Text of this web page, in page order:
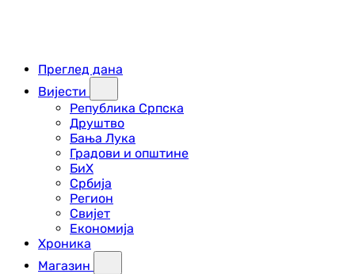
Преглед дана
Вијести
Република Српска
Друштво
Бања Лука
Градови и општине
БиХ
Србија
Регион
Свијет
Економија
Хроника
Магазин